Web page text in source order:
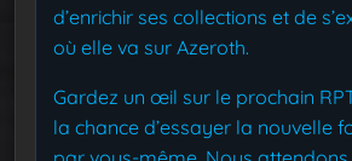
d’enrichir ses collections et de
où elle va sur Azeroth.
Gardez un œil sur le prochain
la chance d’essayer la nouvelle